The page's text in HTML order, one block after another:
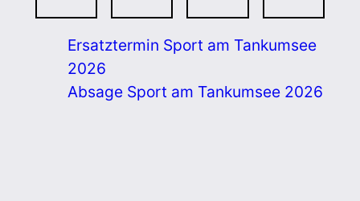
Ersatztermin Sport am Tankumsee
2026
Absage Sport am Tankumsee 2026